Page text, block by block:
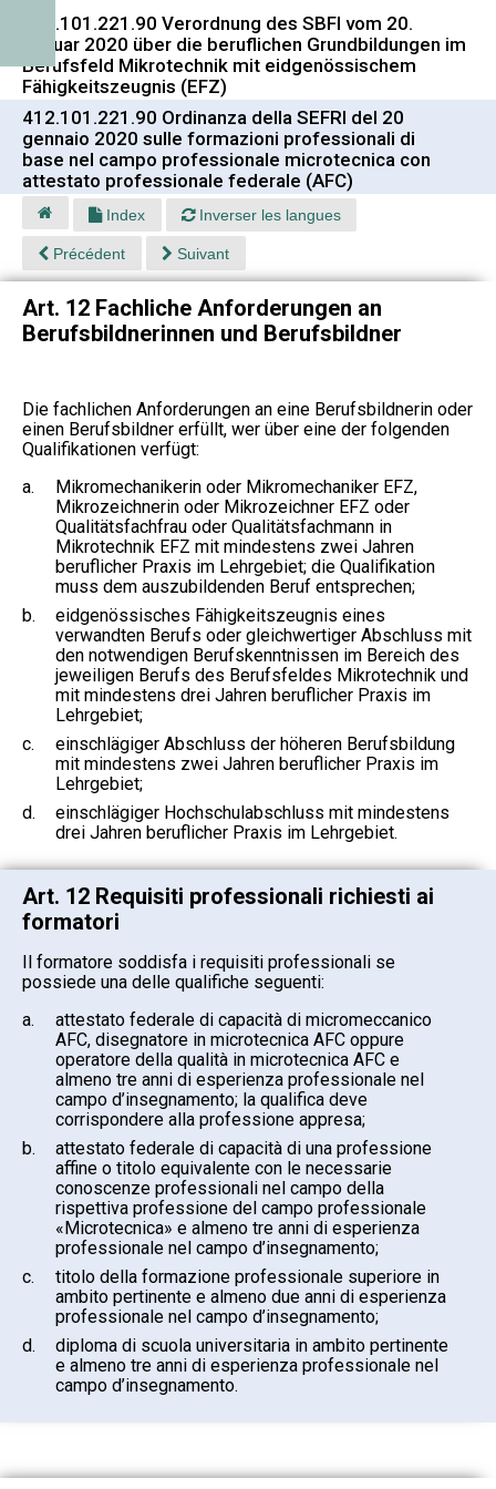
412.101.221.90 Verordnung des SBFI vom 20.
Januar 2020 über die beruflichen Grundbildungen im
Berufsfeld Mikrotechnik mit eidgenössischem
Fähigkeitszeugnis (EFZ)
412.101.221.90 Ordinanza della SEFRI del 20
gennaio 2020 sulle formazioni professionali di
base nel campo professionale microtecnica con
attestato professionale federale (AFC)
Index Inverser les langues
Précédent Suivant
Art. 12 Fachliche Anforderungen an
Berufsbildnerinnen und Berufsbildner
Die fachlichen Anforderungen an eine Berufsbildnerin oder
einen Berufsbildner erfüllt, wer über eine der folgenden
Qualifikationen verfügt:
a.
Mikromechanikerin oder Mikromechaniker EFZ,
Mikrozeichnerin oder Mikrozeichner EFZ oder
Qualitätsfachfrau oder Qualitätsfachmann in
Mikrotechnik EFZ mit mindestens zwei Jahren
beruflicher Praxis im Lehrgebiet; die Qualifikation
muss dem auszubildenden Beruf entsprechen;
b.
eidgenössisches Fähigkeitszeugnis eines
verwandten Berufs oder gleichwertiger Abschluss mit
den notwendigen Berufskenntnissen im Bereich des
jeweiligen Berufs des Berufsfeldes Mikrotechnik und
mit mindestens drei Jahren beruflicher Praxis im
Lehrgebiet;
c.
einschlägiger Abschluss der höheren Berufsbildung
mit mindestens zwei Jahren beruflicher Praxis im
Lehrgebiet;
d.
einschlägiger Hochschulabschluss mit mindestens
drei Jahren beruflicher Praxis im Lehrgebiet.
Art. 12 Requisiti professionali richiesti ai
formatori
Il formatore soddisfa i requisiti professionali se
possiede una delle qualifiche seguenti:
a.
attestato federale di capacità di micromeccanico
AFC, disegnatore in microtecnica AFC oppure
operatore della qualità in microtecnica AFC e
almeno tre anni di esperienza professionale nel
campo d’insegnamento; la qualifica deve
corrispondere alla professione appresa;
b.
attestato federale di capacità di una professione
affine o titolo equivalente con le necessarie
conoscenze professionali nel campo della
rispettiva professione del campo professionale
«Microtecnica» e almeno tre anni di esperienza
professionale nel campo d’insegnamento;
c.
titolo della formazione professionale superiore in
ambito pertinente e almeno due anni di esperienza
professionale nel campo d’insegnamento;
d.
diploma di scuola universitaria in ambito pertinente
e almeno tre anni di esperienza professionale nel
campo d’insegnamento.